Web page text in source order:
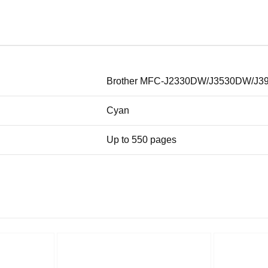
Brother MFC-J2330DW/J3530DW/
Cyan
Up to 550 pages